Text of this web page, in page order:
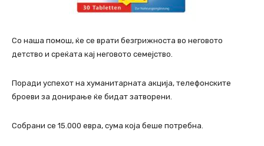
Со наша помош, ќе се врати безгрижноста во неговото
детство и среќата кај неговото семејство.
Поради успехот на хуманитарната акција, телефонските
броеви за донирање ќе бидат затворени.
Собрани се 15.000 евра, сума која беше потребна.